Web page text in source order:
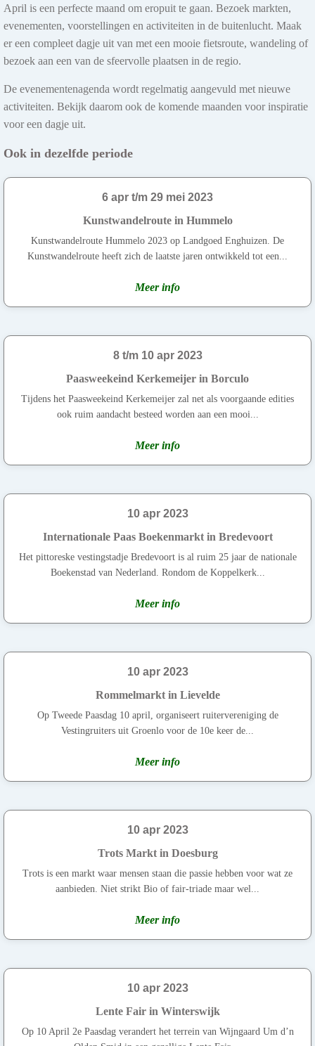
April is een perfecte maand om eropuit te gaan. Bezoek markten,
evenementen, voorstellingen en activiteiten in de buitenlucht. Maak
er een compleet dagje uit van met een mooie fietsroute, wandeling of
bezoek aan een van de sfeervolle plaatsen in de regio.
De evenementenagenda wordt regelmatig aangevuld met nieuwe
activiteiten. Bekijk daarom ook de komende maanden voor inspiratie
voor een dagje uit.
Ook in dezelfde periode
6 apr t/m 29 mei 2023
Kunstwandelroute in Hummelo
Kunstwandelroute Hummelo 2023 op Landgoed Enghuizen. De
Kunstwandelroute heeft zich de laatste jaren ontwikkeld tot een...
Meer info
8 t/m 10 apr 2023
Paasweekeind Kerkemeijer in Borculo
Tijdens het Paasweekeind Kerkemeijer zal net als voorgaande edities
ook ruim aandacht besteed worden aan een mooi...
Meer info
10 apr 2023
Internationale Paas Boekenmarkt in Bredevoort
Het pittoreske vestingstadje Bredevoort is al ruim 25 jaar de nationale
Boekenstad van Nederland. Rondom de Koppelkerk...
Meer info
10 apr 2023
Rommelmarkt in Lievelde
Op Tweede Paasdag 10 april, organiseert ruitervereniging de
Vestingruiters uit Groenlo voor de 10e keer de...
Meer info
10 apr 2023
Trots Markt in Doesburg
Trots is een markt waar mensen staan die passie hebben voor wat ze
aanbieden. Niet strikt Bio of fair-triade maar wel...
Meer info
10 apr 2023
Lente Fair in Winterswijk
Op 10 April 2e Paasdag verandert het terrein van Wijngaard Um d’n